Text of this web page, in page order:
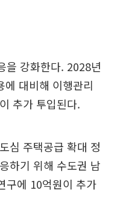
을 강화한다. 2028년
에 대비해 이행관리
추가 투입된다.
심 주택공급 확대 정
하기 위해 수도권 남
구에 10억원이 추가